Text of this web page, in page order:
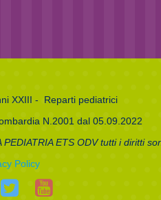
XXIII - Reparti pediatrici
N.2001 dal 05.09.2022
ETS ODV tutti i diritti
Policy